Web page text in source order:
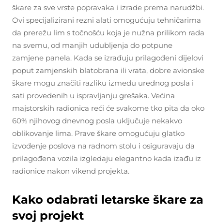
škare za sve vrste popravaka i izrade prema narudžbi.
Ovi specijalizirani rezni alati omogućuju tehničarima
da prerežu lim s točnošću koja je nužna prilikom rada
na svemu, od manjih udubljenja do potpune
zamjene panela. Kada se izrađuju prilagođeni dijelovi
poput zamjenskih blatobrana ili vrata, dobre avionske
škare mogu značiti razliku između urednog posla i
sati provedenih u ispravljanju grešaka. Većina
majstorskih radionica reći će svakome tko pita da oko
60% njihovog dnevnog posla uključuje nekakvo
oblikovanje lima. Prave škare omogućuju glatko
izvođenje poslova na radnom stolu i osiguravaju da
prilagođena vozila izgledaju elegantno kada izađu iz
radionice nakon vikend projekta.
Kako odabrati letarske škare za
svoj projekt